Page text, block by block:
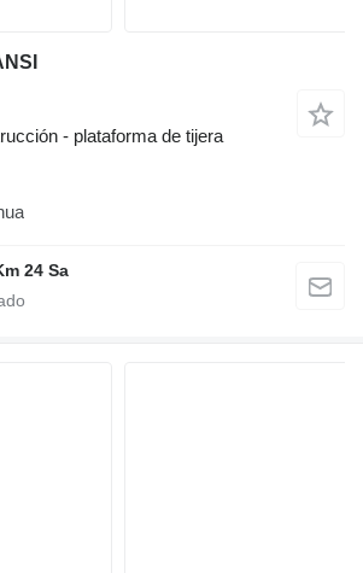
- plataforma de tijera
24 Sa